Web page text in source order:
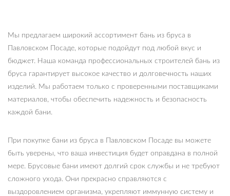
Мы предлагаем широкий ассортимент бань из бруса в
Павловском Посаде, которые подойдут под любой вкус и
бюджет. Наша команда профессиональных строителей бань из
бруса гарантирует высокое качество и долговечность наших
изделий. Мы работаем только с проверенными поставщиками
материалов, чтобы обеспечить надежность и безопасность
каждой бани.
При покупке бани из бруса в Павловском Посаде вы можете
быть уверены, что ваша инвестиция будет оправдана в полной
мере. Брусовые бани имеют долгий срок службы и не требуют
сложного ухода. Они прекрасно справляются с
выздоровлением организма, укрепляют иммунную систему и